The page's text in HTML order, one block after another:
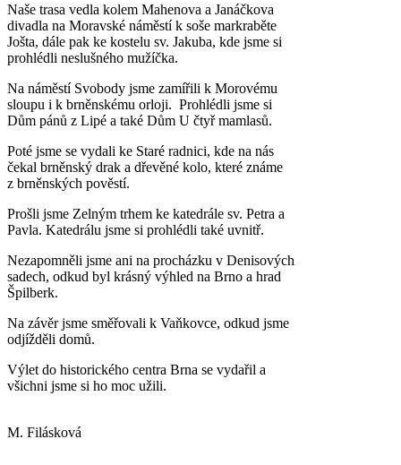
Naše trasa vedla kolem Mahenova a Janáčkova
divadla na Moravské náměstí k soše markraběte
Jošta, dále pak ke kostelu sv. Jakuba, kde jsme si
prohlédli neslušného mužíčka.
Na náměstí Svobody jsme zamířili k Morovému
sloupu i k brněnskému orloji. Prohlédli jsme si
Dům pánů z Lipé a také Dům U čtyř mamlasů.
Poté jsme se vydali ke Staré radnici, kde na nás
čekal brněnský drak a dřevěné kolo, které známe
z brněnských pověstí.
Prošli jsme Zelným trhem ke katedrále sv. Petra a
Pavla. Katedrálu jsme si prohlédli také uvnitř.
Nezapomněli jsme ani na procházku v Denisových
sadech, odkud byl krásný výhled na Brno a hrad
Špilberk.
Na závěr jsme směřovali k Vaňkovce, odkud jsme
odjížděli domů.
Výlet do historického centra Brna se vydařil a
všichni jsme si ho moc užili.
M. Filásková